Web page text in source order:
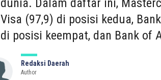
dunia. Dalam daftar ini,
Visa (97,9) di posisi kedua,
di posisi keempat, dan Bank of
Redaksi Daerah
Author